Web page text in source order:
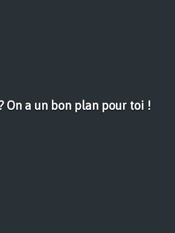
On a un bon plan pour toi !